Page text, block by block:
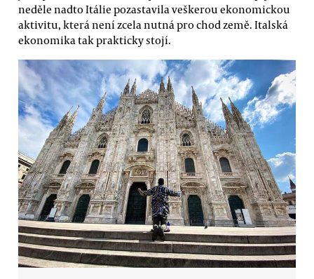
neděle nadto Itálie pozastavila veškerou ekonomickou
aktivitu, která není zcela nutná pro chod země. Italská
ekonomika tak prakticky stojí.